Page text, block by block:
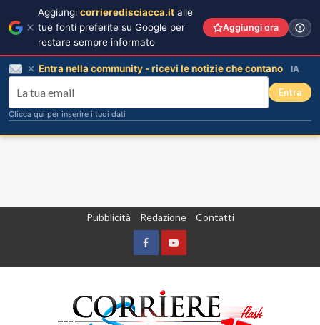
Pubblicità Redazione Contatti
FacebookYountube
Aggiungi corrieredisciacca.it alle
tue fonti preferite su Google per
restare sempre informato
Aggiungi ora
Entra nella community - ricevi le notizie che contano IA
Entra
Clicca qui per inserire i tuoi dati